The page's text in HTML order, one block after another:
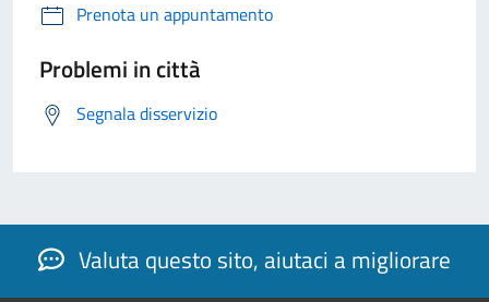
Prenota un appuntamento
Problemi in città
Segnala disservizio
Valuta questo sito, aiutaci a migliorare